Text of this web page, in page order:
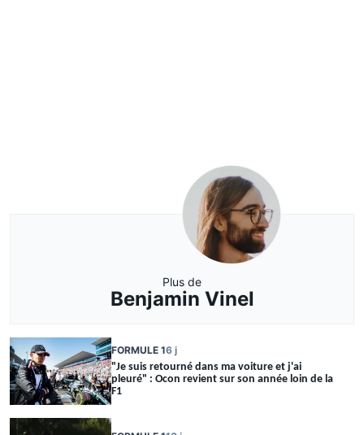
Plus de
Benjamin Vinel
FORMULE 16 j
"Je suis retourné dans ma voiture et j'ai
pleuré" : Ocon revient sur son année loin de la
F1